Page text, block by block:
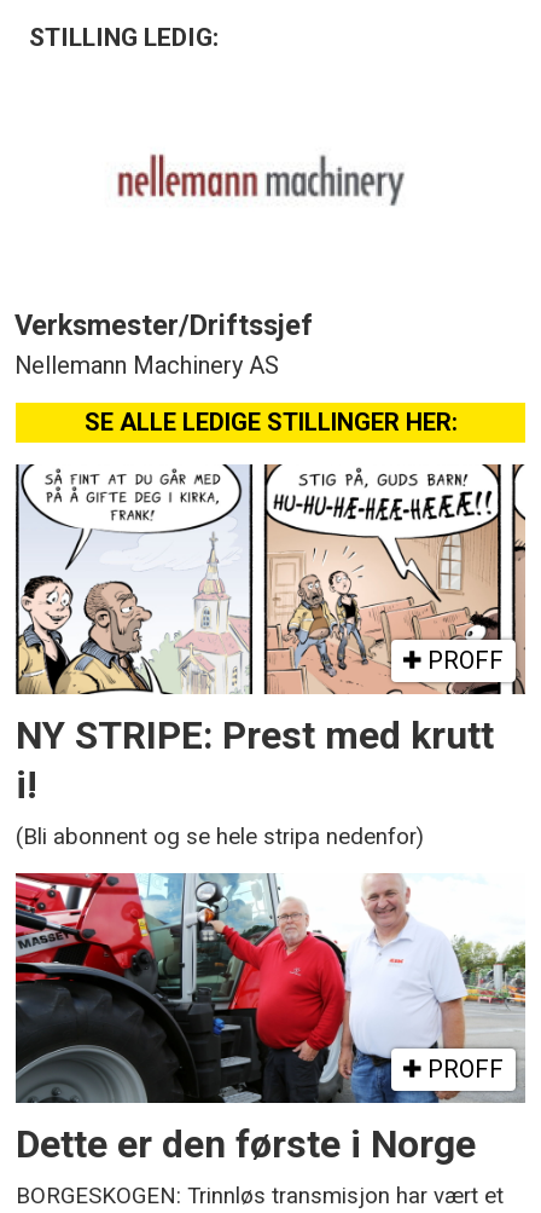
STILLING LEDIG:
Verksmester/Driftssjef
Nellemann Machinery AS
SE ALLE LEDIGE STILLINGER HER:
PROFF
NY STRIPE: Prest med krutt
i!
(Bli abonnent og se hele stripa nedenfor)
PROFF
Dette er den første i Norge
BORGESKOGEN: Trinnløs transmisjon har vært et